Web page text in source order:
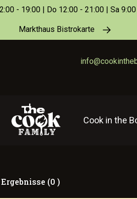
- 19:00 | Do 12:00 - 21:00 | Sa
Markthaus Bistrokarte
Cook in the
Ergebnisse (0 )